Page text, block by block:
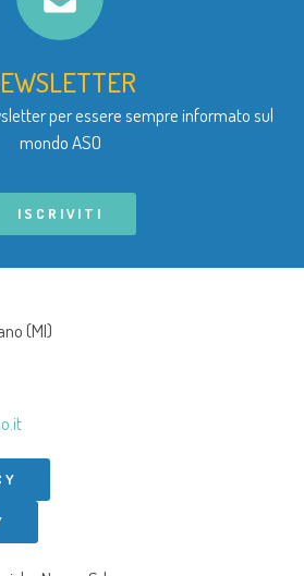
per essere sempre informato sul
mondo ASO
ISCRIVITI
(MI)